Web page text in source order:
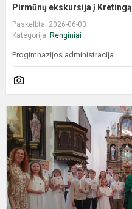
Pirmūnų ekskursija į Kretingą
Paskelbta: 2026-06-03
Kategorija: Renginiai
Progimnazijos administracija